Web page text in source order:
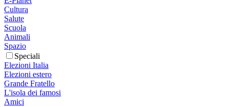
Cultura
Salute
Scuola
Animali
Spazio
Speciali
Elezioni Italia
Elezioni estero
Grande Fratello
L'isola dei famosi
Amici